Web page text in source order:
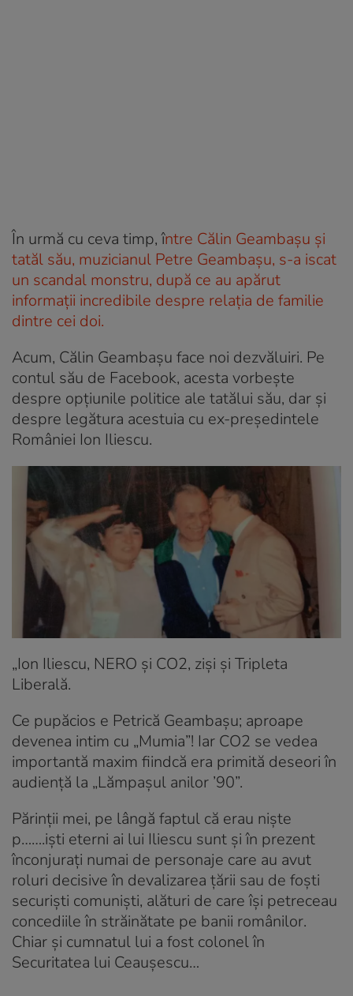
În urmă cu ceva timp, între Călin Geambașu și
tatăl său, muzicianul Petre Geambașu, s-a iscat
un scandal monstru, după ce au apărut
informații incredibile despre relația de familie
dintre cei doi.
Acum, Călin Geambașu face noi dezvăluiri. Pe
contul său de Facebook, acesta vorbește
despre opțiunile politice ale tatălui său, dar și
despre legătura acestuia cu ex-președintele
României Ion Iliescu.
„Ion Iliescu, NERO și CO2, ziși și Tripleta
Liberală.
Ce pupăcios e Petrică Geambașu; aproape
devenea intim cu „Mumia”! Iar CO2 se vedea
importantă maxim fiindcă era primită deseori în
audiență la „Lămpașul anilor ’90”.
Părinții mei, pe lângă faptul că erau niște
p…….iști eterni ai lui Iliescu sunt și în prezent
înconjurați numai de personaje care au avut
roluri decisive în devalizarea țării sau de foști
securiști comuniști, alături de care își petreceau
concediile în străinătate pe banii românilor.
Chiar și cumnatul lui a fost colonel în
Securitatea lui Ceaușescu…